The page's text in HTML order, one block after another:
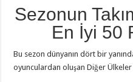
Sezonun
En İyi 50
Bu sezon dünyanın dört bir
oyunculardan oluşan Diğer Ülkeler